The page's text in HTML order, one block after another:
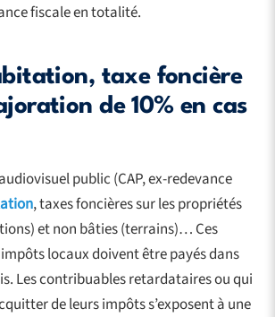
fiscale en totalité.
taxe foncière
de 10% en cas
public (CAP, ex-redevance
, taxes foncières sur les propriétés
et non bâties (terrains)… Ces
locaux doivent être payés dans
Les contribuables retardataires ou qui
de leurs impôts s’exposent à une